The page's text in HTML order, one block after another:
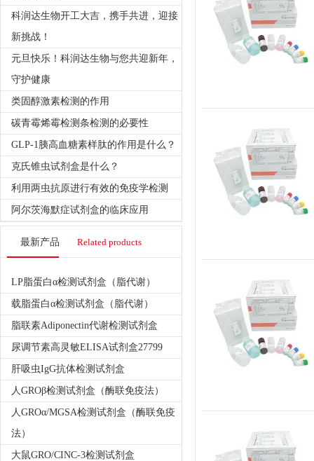
科润达生物开工大吉，携手共进，迎接
新挑战！
元旦快乐！科润达生物与您共迎新年，
守护健康
类固醇激素检测的作用
碳青霉烯霉检测条检测的必要性
GLP-1胰高血糖素样肽的作用是什么？
克氏锥虫试剂盒是什么？
利用两虫抗原进行有效的免疫学检测
阿尔茨海默症试剂盒的临床应用
最新产品 Related products
LP脂蛋白α检测试剂盒（脂代谢）
载脂蛋白α检测试剂盒（脂代谢）
脂联素Adiponectin代谢检测试剂盒
尿调节素高灵敏ELISA试剂盒27799
肝吸虫IgG抗体检测试剂盒
人GROβ检测试剂盒（酶联免疫法）
人GROα/MGSA检测试剂盒（酶联免疫
法）
大鼠GRO/CINC-3检测试剂盒